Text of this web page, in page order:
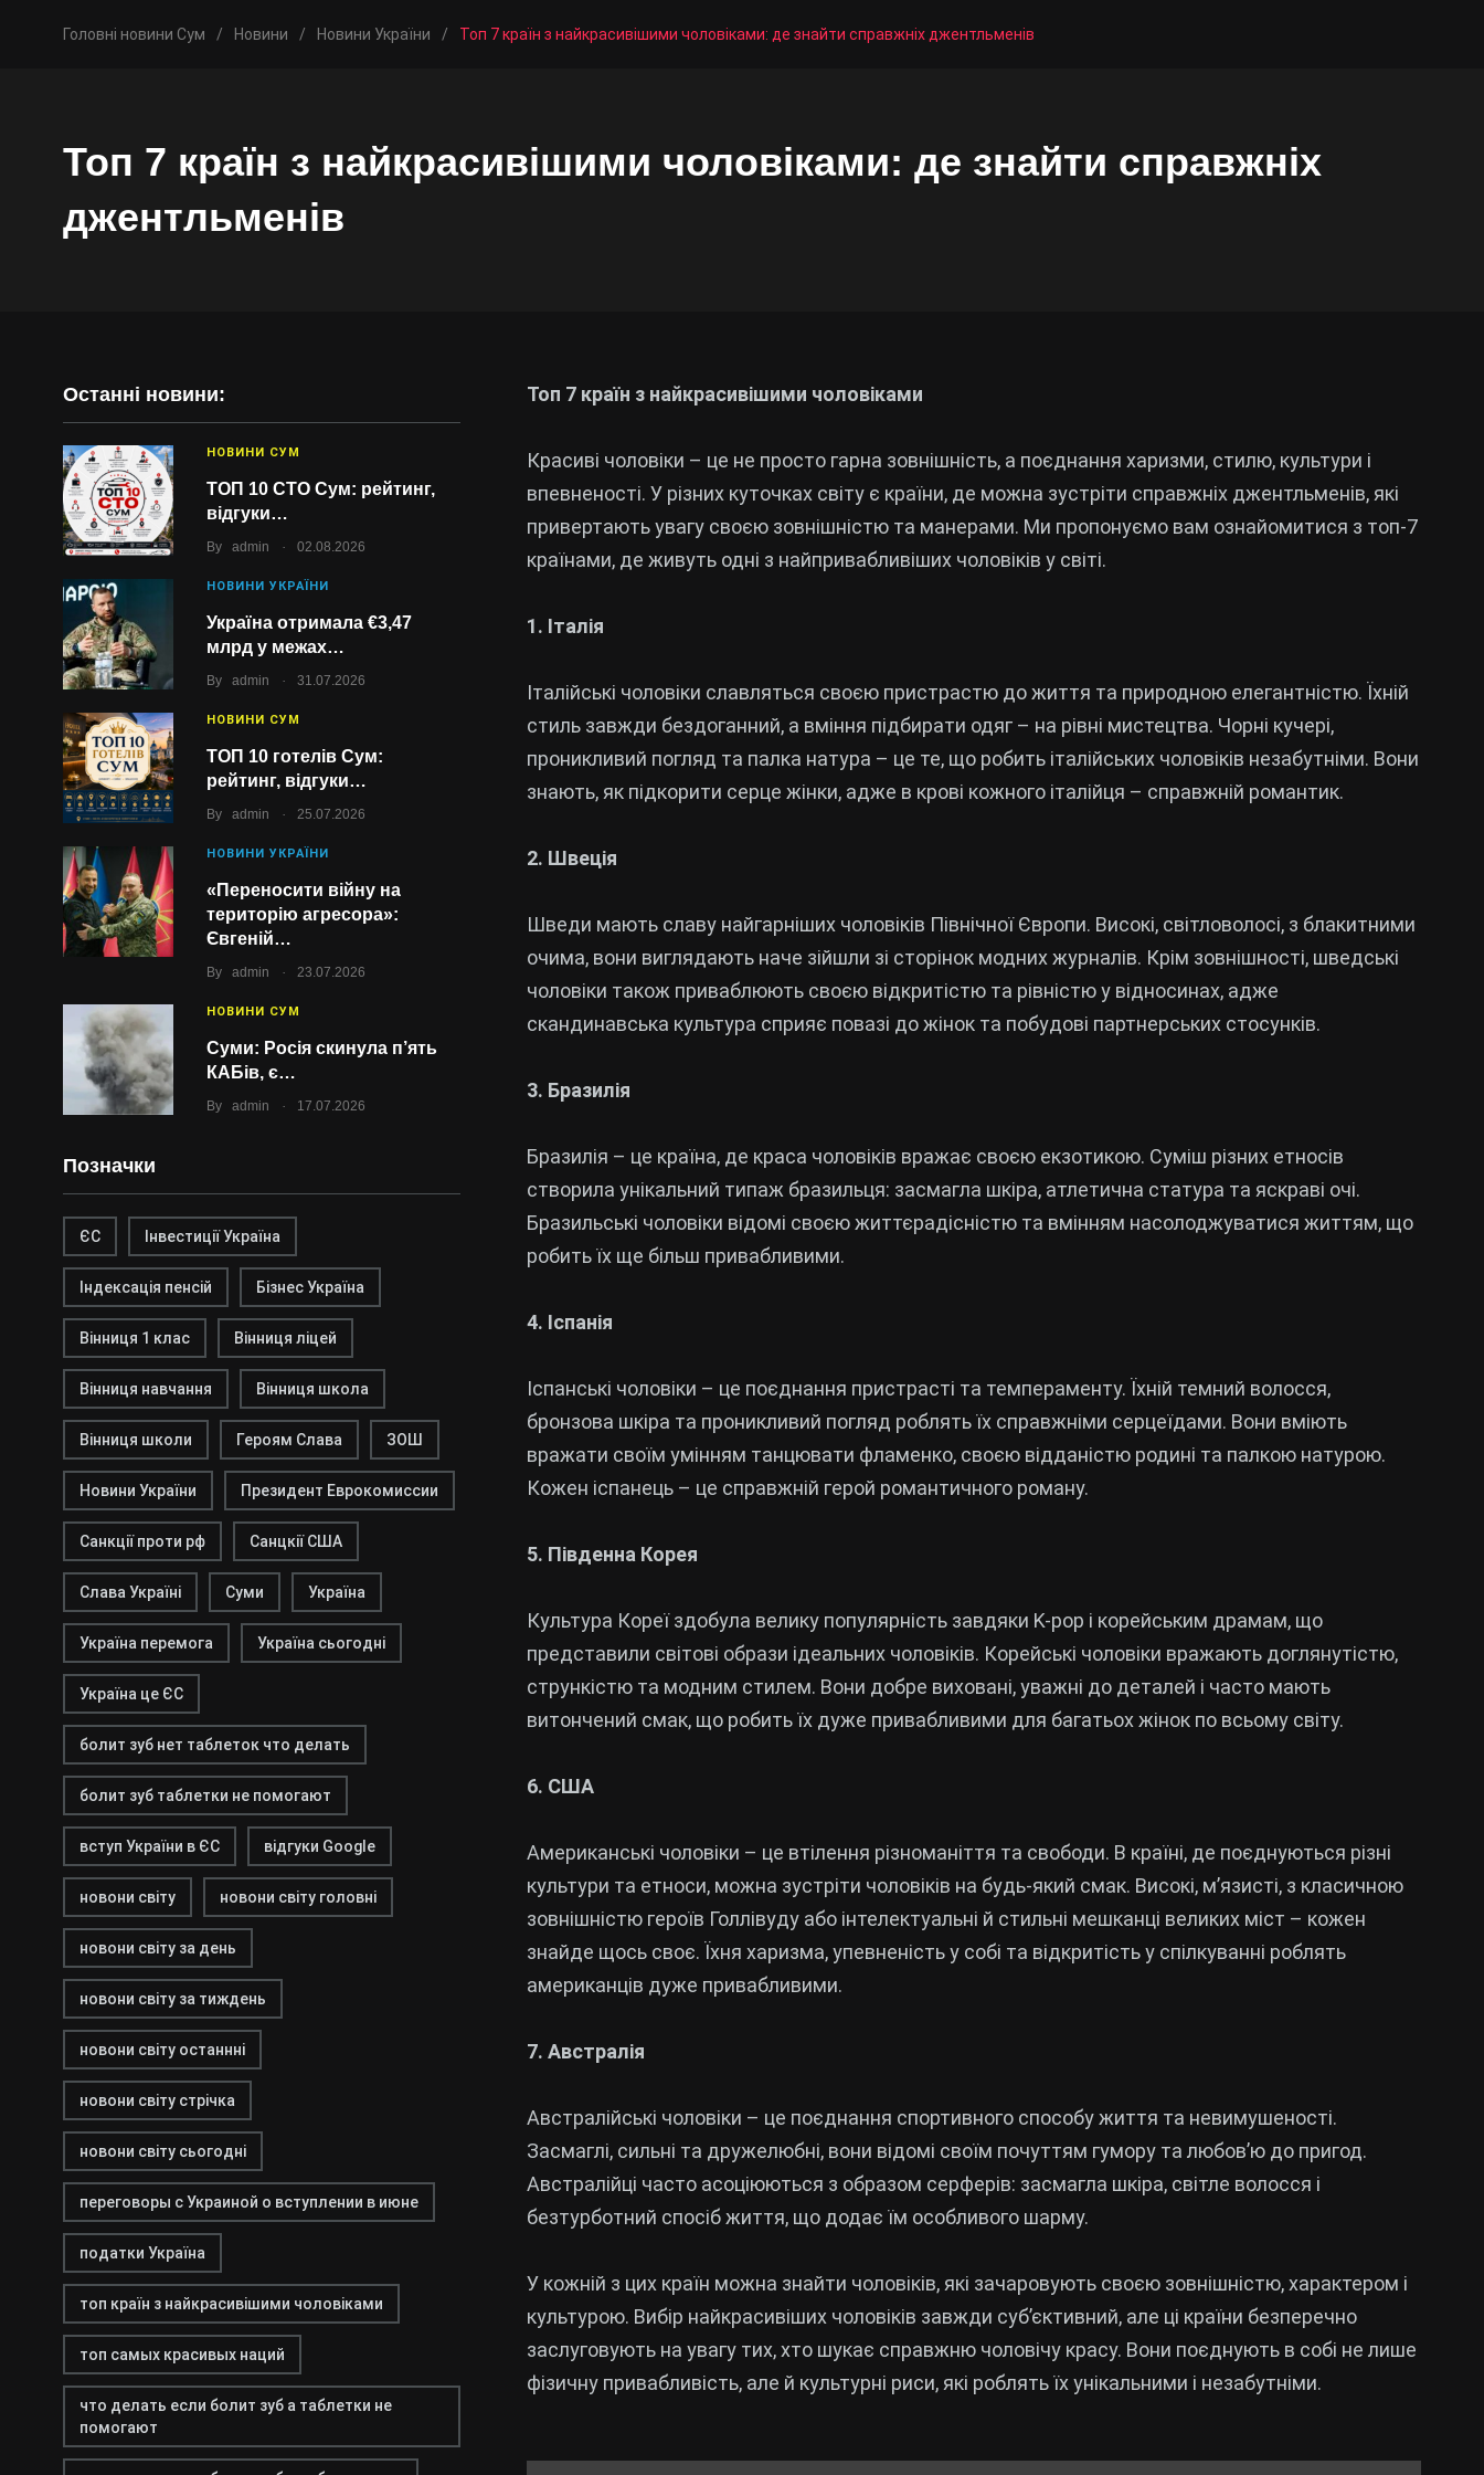
Головні новини Сум / Новини / Новини України / Топ 7 країн з найкрасивішими чоловіками: де знайти справжніх джентльменів
Топ 7 країн з найкрасивішими чоловіками: де знайти справжніх
джентльменів
Останні новини:
НОВИНИ СУМ
ТОП 10 СТО Сум: рейтинг,
відгуки…
By admin . 02.08.2026
НОВИНИ УКРАЇНИ
Україна отримала €3,47
млрд у межах…
By admin . 31.07.2026
НОВИНИ СУМ
ТОП 10 готелів Сум:
рейтинг, відгуки…
By admin . 25.07.2026
НОВИНИ УКРАЇНИ
«Переносити війну на
територію агресора»:
Євгеній…
By admin . 23.07.2026
НОВИНИ СУМ
Суми: Росія скинула п’ять
КАБів, є…
By admin . 17.07.2026
Позначки
ЄС Інвестиції Україна
Індексація пенсій Бізнес Україна
Вінниця 1 клас Вінниця ліцей
Вінниця навчання Вінниця школа
Вінниця школи Героям Слава ЗОШ
Новини України Президент Еврокомиссии
Санкції проти рф Санцкії США
Слава Україні Суми Україна
Україна перемога Україна сьогодні
Україна це ЄС
болит зуб нет таблеток что делать
болит зуб таблетки не помогают
вступ України в ЄС відгуки Google
новони світу новони світу головні
новони світу за день
новони світу за тиждень
новони світу останнні
новони світу стрічка
новони світу сьогодні
переговоры с Украиной о вступлении в июне
податки Україна
топ країн з найкрасивішими чоловіками
топ самых красивых наций
что делать если болит зуб а таблетки не
помогают
Топ 7 країн з найкрасивішими чоловіками
Красиві чоловіки – це не просто гарна зовнішність, а поєднання харизми, стилю, культури і
впевненості. У різних куточках світу є країни, де можна зустріти справжніх джентльменів, які
привертають увагу своєю зовнішністю та манерами. Ми пропонуємо вам ознайомитися з топ-7
країнами, де живуть одні з найпривабливіших чоловіків у світі.
1. Італія
Італійські чоловіки славляться своєю пристрастю до життя та природною елегантністю. Їхній
стиль завжди бездоганний, а вміння підбирати одяг – на рівні мистецтва. Чорні кучері,
проникливий погляд та палка натура – це те, що робить італійських чоловіків незабутніми. Вони
знають, як підкорити серце жінки, адже в крові кожного італійця – справжній романтик.
2. Швеція
Шведи мають славу найгарніших чоловіків Північної Європи. Високі, світловолосі, з блакитними
очима, вони виглядають наче зійшли зі сторінок модних журналів. Крім зовнішності, шведські
чоловіки також приваблюють своєю відкритістю та рівністю у відносинах, адже
скандинавська культура сприяє повазі до жінок та побудові партнерських стосунків.
3. Бразилія
Бразилія – це країна, де краса чоловіків вражає своєю екзотикою. Суміш різних етносів
створила унікальний типаж бразильця: засмагла шкіра, атлетична статура та яскраві очі.
Бразильські чоловіки відомі своєю життєрадісністю та вмінням насолоджуватися життям, що
робить їх ще більш привабливими.
4. Іспанія
Іспанські чоловіки – це поєднання пристрасті та темпераменту. Їхній темний волосся,
бронзова шкіра та проникливий погляд роблять їх справжніми серцеїдами. Вони вміють
вражати своїм умінням танцювати фламенко, своєю відданістю родині та палкою натурою.
Кожен іспанець – це справжній герой романтичного роману.
5. Південна Корея
Культура Кореї здобула велику популярність завдяки K-pop і корейським драмам, що
представили світові образи ідеальних чоловіків. Корейські чоловіки вражають доглянутістю,
стрункістю та модним стилем. Вони добре виховані, уважні до деталей і часто мають
витончений смак, що робить їх дуже привабливими для багатьох жінок по всьому світу.
6. США
Американські чоловіки – це втілення різноманіття та свободи. В країні, де поєднуються різні
культури та етноси, можна зустріти чоловіків на будь-який смак. Високі, м’язисті, з класичною
зовнішністю героїв Голлівуду або інтелектуальні й стильні мешканці великих міст – кожен
знайде щось своє. Їхня харизма, упевненість у собі та відкритість у спілкуванні роблять
американців дуже привабливими.
7. Австралія
Австралійські чоловіки – це поєднання спортивного способу життя та невимушеності.
Засмаглі, сильні та дружелюбні, вони відомі своїм почуттям гумору та любов’ю до пригод.
Австралійці часто асоціюються з образом серферів: засмагла шкіра, світле волосся і
безтурботний спосіб життя, що додає їм особливого шарму.
У кожній з цих країн можна знайти чоловіків, які зачаровують своєю зовнішністю, характером і
культурою. Вибір найкрасивіших чоловіків завжди суб’єктивний, але ці країни безперечно
заслуговують на увагу тих, хто шукає справжню чоловічу красу. Вони поєднують в собі не лише
фізичну привабливість, але й культурні риси, які роблять їх унікальними і незабутніми.